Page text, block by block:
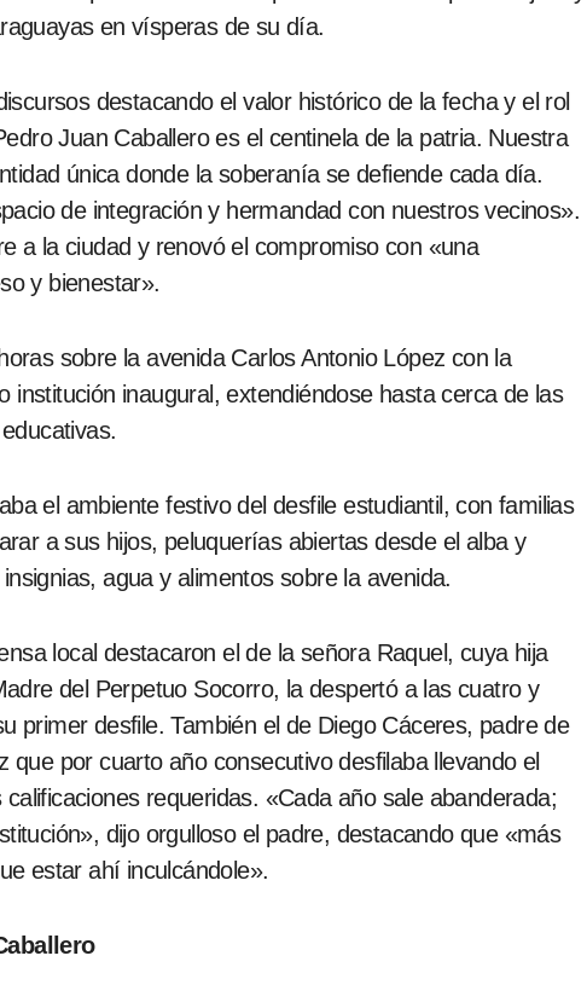
en vísperas de su día.
Juan Caballero es el centinela de la patria. Nuestra
única donde la soberanía se defiende cada día.
de integración y hermandad con nuestros vecinos».
a la ciudad y renovó el compromiso con «una
y bienestar».
institución inaugural, extendiéndose hasta cerca de las
el ambiente festivo del desfile estudiantil, con familias
a sus hijos, peluquerías abiertas desde el alba y
agua y alimentos sobre la avenida.
del Perpetuo Socorro, la despertó a las cuatro y
primer desfile. También el de Diego Cáceres, padre de
que por cuarto año consecutivo desfilaba llevando el
requeridas. «Cada año sale abanderada;
dijo orgulloso el padre, destacando que «más
estar ahí inculcándole».